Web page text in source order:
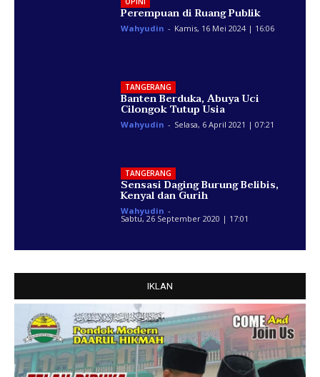
Perempuan di Ruang Publik
Wahyudin - Kamis, 16 Mei 2024 | 16:06
TANGERANG
Banten Berduka, Abuya Uci
Cilongok Tutup Usia
Wahyudin - Selasa, 6 April 2021 | 07:21
TANGERANG
Sensasi Daging Burung Belibis,
Kenyal dan Gurih
Wahyudin -
Sabtu, 26 September 2020 | 17:01
IKLAN